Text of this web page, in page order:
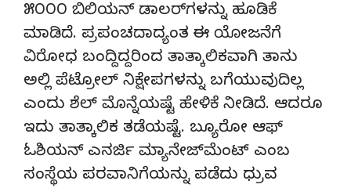
೫೦೦೦ ಬಿಲಿಯನ್ ಡಾಲರ್‌ಗಳನ್ನು ಹೂಡಿಕೆ
ಮಾಡಿದೆ. ಪ್ರಪಂಚದಾದ್ಯಂತ ಈ ಯೋಜನೆಗೆ
ವಿರೋಧ ಬಂದ್ದಿದ್ದರಿಂದ ತಾತ್ಕಾಲಿಕವಾಗಿ ತಾನು
ಅಲ್ಲಿ ಪೆಟ್ರೋಲ್ ನಿಕ್ಷೇಪಗಳನ್ನು ಬಗೆಯುವುದಿಲ್ಲ
ಎಂದು ಶೆಲ್ ಮೊನ್ನೆಯಷ್ಟೆ ಹೇಳಿಕೆ ನೀಡಿದೆ. ಆದರೂ
ಇದು ತಾತ್ಕಾಲಿಕ ತಡೆಯಷ್ಟೆ. ಬ್ಯೂರೋ ಆಫ್
ಓಶಿಯನ್ ಎನರ್ಜಿ ಮ್ಯಾನೇಜ್‌ಮೆಂಟ್ ಎಂಬ
ಸಂಸ್ಥೆಯ ಪರವಾನಿಗೆಯನ್ನು ಪಡೆದು ಧ್ರುವ